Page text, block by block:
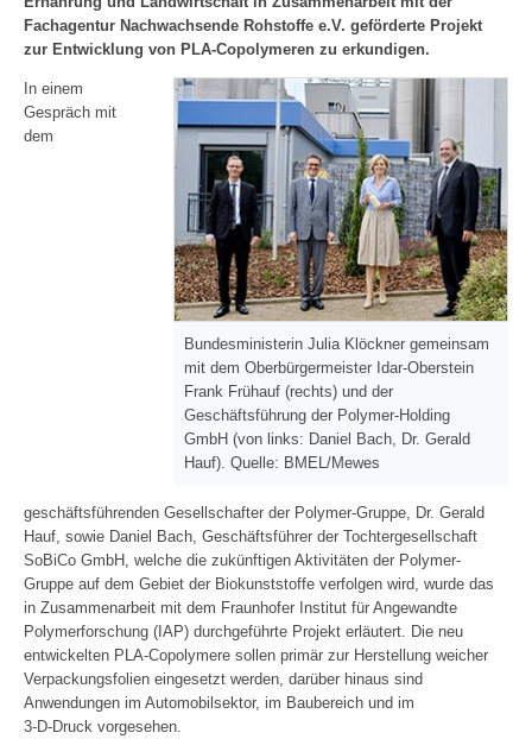
Fachagentur Nachwachsende Rohstoffe e.V. geförderte Projekt
zur Entwicklung von PLA-Copolymeren zu erkundigen.
Bundesministerin Julia Klöckner gemeinsam
mit dem Oberbürgermeister Idar-Oberstein
Frank Frühauf (rechts) und der
Geschäftsführung der Polymer-Holding
GmbH (von links: Daniel Bach, Dr. Gerald
Hauf). Quelle: BMEL/Mewes
In einem
Gespräch mit
dem
geschäftsführenden Gesellschafter der Polymer-Gruppe, Dr. Gerald
Hauf, sowie Daniel Bach, Geschäftsführer der Tochtergesellschaft
SoBiCo GmbH, welche die zukünftigen Aktivitäten der Polymer-
Gruppe auf dem Gebiet der Biokunststoffe verfolgen wird, wurde das
in Zusammenarbeit mit dem Fraunhofer Institut für Angewandte
Polymerforschung (IAP) durchgeführte Projekt erläutert. Die neu
entwickelten PLA-Copolymere sollen primär zur Herstellung weicher
Verpackungsfolien eingesetzt werden, darüber hinaus sind
Anwendungen im Automobilsektor, im Baubereich und im
3-D-Druck vorgesehen.